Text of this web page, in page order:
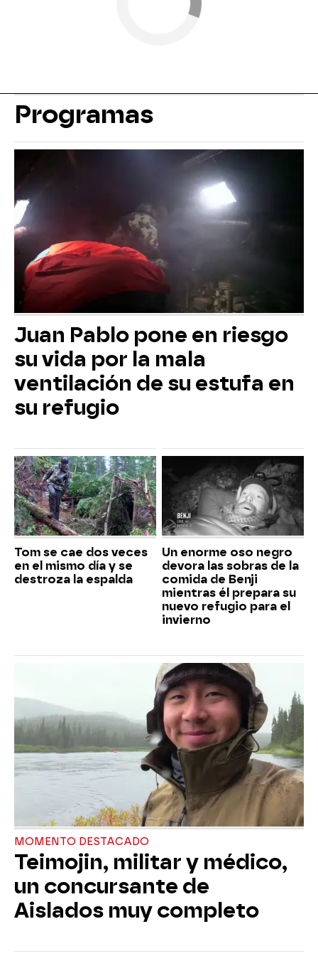
Programas
Juan Pablo pone en riesgo
su vida por la mala
ventilación de su estufa en
su refugio
Tom se cae dos veces
en el mismo día y se
destroza la espalda
Un enorme oso negro
devora las sobras de la
comida de Benji
mientras él prepara su
nuevo refugio para el
invierno
MOMENTO DESTACADO
Teimojin, militar y médico,
un concursante de
Aislados muy completo